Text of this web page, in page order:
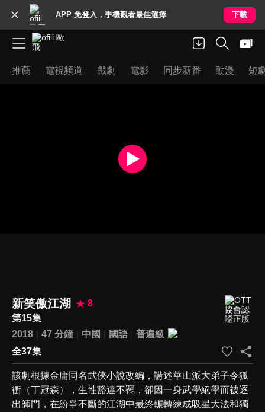
APP 免登入，手機觀看最佳選擇 下載
推薦 電視頻道 戲劇 電影 同步新番 動漫 短
新笑傲江湖
8
第15集
2018
47 分鐘 中國 國語
普遍級
全37集
該劇根據金庸同名武俠小說改編，講述華山派大弟子令狐
衝（丁冠森），生性豁達不羈，卻因一身武學絕學而被逐
出師門，在紛爭不斷的江湖中最終輾轉練成吸星大法和獨